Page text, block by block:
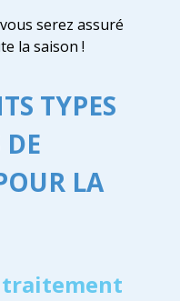
serez assuré
la saison !
TYPES
LA
traitement